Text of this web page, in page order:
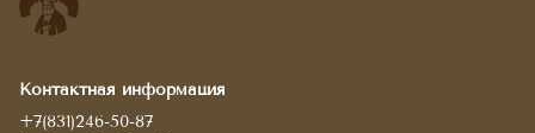
Контактная информация
+7(831)246-50-87